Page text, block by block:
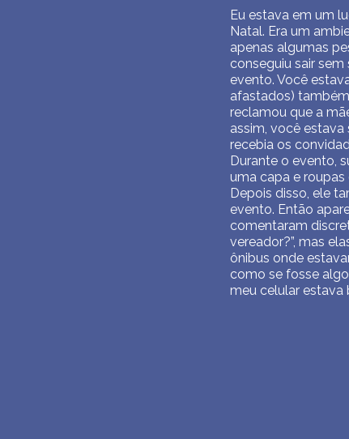
Eu estava em um
Natal. Era um
apenas algumas
conseguiu sair
evento. Você
afastados)
reclamou que a
assim, você
recebia os
Durante o evento,
uma capa e roupas
Depois disso, ele
evento. Então
comentaram
vereador?”, mas
ônibus onde
como se fosse
meu celular estava